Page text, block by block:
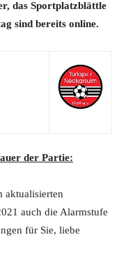
das Sportplatzblättle
sind bereits online.
der Partie:
aktualisierten
auch die Alarmstufe
für Sie, liebe